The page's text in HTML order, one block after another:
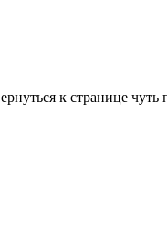
к странице